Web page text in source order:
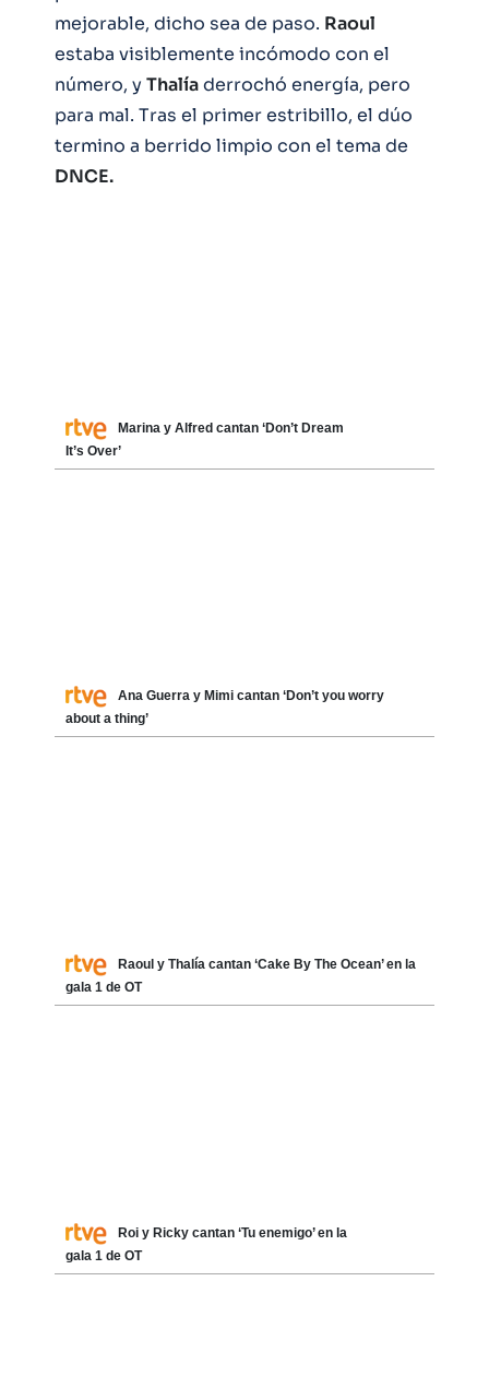
mejorable, dicho sea de paso. Raoul
estaba visiblemente incómodo con el
número, y Thalíaderrochó energía, pero
para mal. Tras el primer estribillo, el dúo
termino a berrido limpio con el tema de
DNCE.
Marina y Alfred cantan ‘Don’t Dream
It’s Over’
Ana Guerra y Mimi cantan ‘Don’t you worry
about a thing’
Raoul y Thalía cantan ‘Cake By The Ocean’ en la
gala 1 de OT
Roi y Ricky cantan ‘Tu enemigo’ en la
gala 1 de OT